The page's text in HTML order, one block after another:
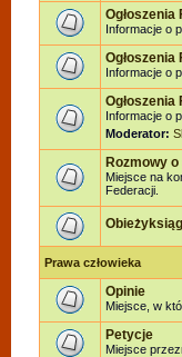
Ogłoszenia
Informacje o
Ogłoszenia
Informacje o
Ogłoszenia
Informacje o
Moderator:
Rozmowy
Miejsce na
Federacji.
Prawa człowieka
Opinie
Miejsce, w
Petycje
Miejsce